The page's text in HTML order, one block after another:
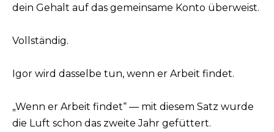
dein Gehalt auf das gemeinsame Konto überweist.
Vollständig.
Igor wird dasselbe tun, wenn er Arbeit findet.
„Wenn er Arbeit findet“ — mit diesem Satz wurde
die Luft schon das zweite Jahr gefüttert.